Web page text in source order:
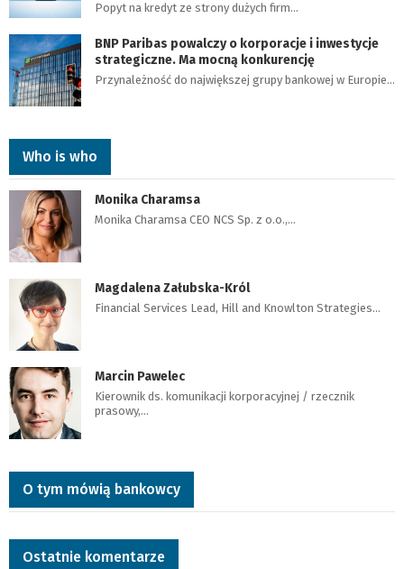
Popyt na kredyt ze strony dużych firm…
BNP Paribas powalczy o korporacje i inwestycje
strategiczne. Ma mocną konkurencję
Przynależność do największej grupy bankowej w Europie…
Who is who
Monika Charamsa
Monika Charamsa CEO NCS Sp. z o.o.,…
Magdalena Załubska-Król
Financial Services Lead, Hill and Knowlton Strategies…
Marcin Pawelec
Kierownik ds. komunikacji korporacyjnej / rzecznik
prasowy,…
O tym mówią bankowcy
Ostatnie komentarze